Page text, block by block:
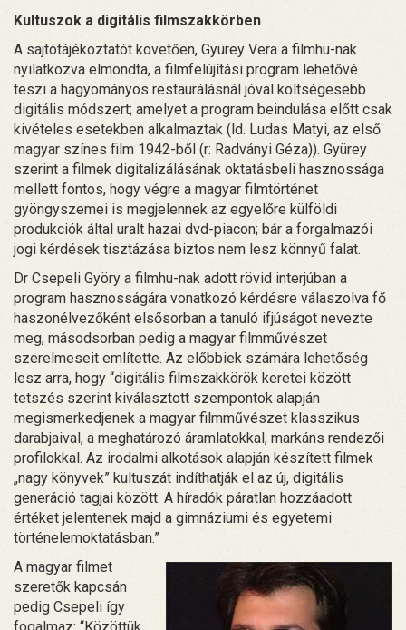
Kultuszok a digitális filmszakkörben
A sajtótájékoztatót követően, Gyürey Vera a filmhu-nak
nyilatkozva elmondta, a filmfelújítási program lehetővé
teszi a hagyományos restaurálásnál jóval költségesebb
digitális módszert; amelyet a program beindulása előtt csak
kivételes esetekben alkalmaztak (ld. Ludas Matyi, az első
magyar színes film 1942-ből (r: Radványi Géza)). Gyürey
szerint a filmek digitalizálásának oktatásbeli hasznossága
mellett fontos, hogy végre a magyar filmtörténet
gyöngyszemei is megjelennek az egyelőre külföldi
produkciók által uralt hazai dvd-piacon; bár a forgalmazói
jogi kérdések tisztázása biztos nem lesz könnyű falat.
Dr Csepeli Györy a filmhu-nak adott rövid interjúban a
program hasznosságára vonatkozó kérdésre válaszolva fő
haszonélvezőként elsősorban a tanuló ifjúságot nevezte
meg, másodsorban pedig a magyar filmművészet
szerelmeseit említette. Az előbbiek számára lehetőség
lesz arra, hogy “digitális filmszakkörök keretei között
tetszés szerint kiválasztott szempontok alapján
megismerkedjenek a magyar filmművészet klasszikus
darabjaival, a meghatározó áramlatokkal, markáns rendezői
profilokkal. Az irodalmi alkotások alapján készített filmek
„nagy könyvek” kultuszát indíthatják el az új, digitális
generáció tagjai között. A híradók páratlan hozzáadott
értéket jelentenek majd a gimnáziumi és egyetemi
történelemoktatásban.”
A magyar filmet
szeretők kapcsán
pedig Csepeli így